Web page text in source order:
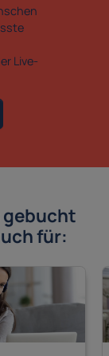
Live-
gebucht
für: